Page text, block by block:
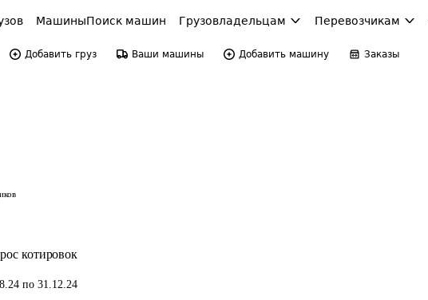
МашиныПоиск машин Грузовладельцам Перевозчикам
Добавить груз Ваши машины Добавить машину Заказы
котировок
по 31.12.24